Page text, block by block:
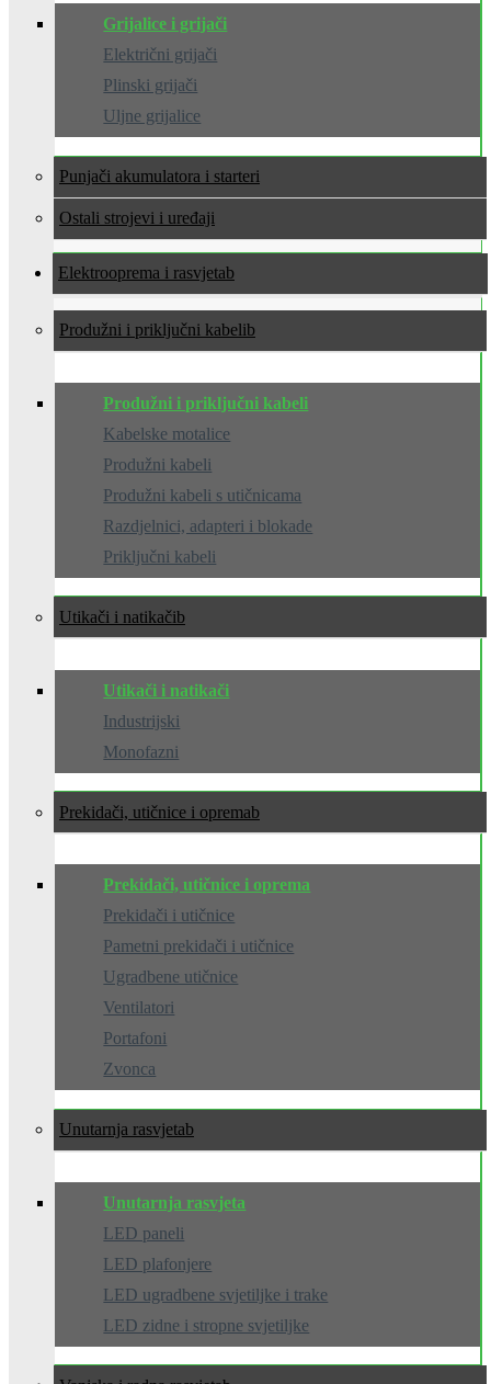
Grijalice i grijači
Električni grijači
Plinski grijači
Uljne grijalice
Punjači akumulatora i starteri
Ostali strojevi i uređaji
Elektrooprema i rasvjeta
Produžni i priključni kabeli
Produžni i priključni kabeli
Kabelske motalice
Produžni kabeli
Produžni kabeli s utičnicama
Razdjelnici, adapteri i blokade
Priključni kabeli
Utikači i natikači
Utikači i natikači
Industrijski
Monofazni
Prekidači, utičnice i oprema
Prekidači, utičnice i oprema
Prekidači i utičnice
Pametni prekidači i utičnice
Ugradbene utičnice
Ventilatori
Portafoni
Zvonca
Unutarnja rasvjeta
Unutarnja rasvjeta
LED paneli
LED plafonjere
LED ugradbene svjetiljke i trake
LED zidne i stropne svjetiljke